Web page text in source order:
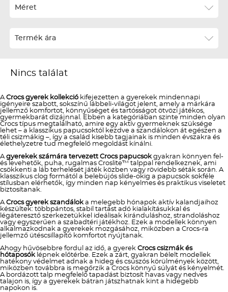
Téli termékek előre ár szerint növekvő
Méret
Termék ára
Nincs találat
ACrocs gyerek kollekció kifejezetten a gyerekek mindennapi
igényeire szabott, sokszínű lábbeli-világot jelent, amely a márkára
jellemző komfortot, könnyűséget és tartósságot ötvözi játékos,
gyermekbarát dizájnnal. Ebben a kategóriában szinte minden olyan
Crocs típus megtalálható, amire egy aktív gyermeknek szüksége
lehet – a klasszikus papucsoktól kezdve a szandálokon át egészen a
téli csizmákig –, így a család kisebb tagjainak is minden évszakra és
élethelyzetre tud megfelelő megoldást kínálni.
Agyerekek számára tervezett Crocs papucsokgyakran könnyen fel-
és levehetők, puha, rugalmas Croslite™ talppal rendelkeznek, ami
csökkenti a láb terhelését játék közben vagy rövidebb séták során. A
klasszikus clog formától a belebújós slide-okig a papucsok sokféle
stílusban elérhetők, így minden nap kényelmes és praktikus viseletet
biztosítanak.
ACrocs gyerek szandáloka melegebb hónapok aktív kalandjaihoz
készültek: többpántos, stabil tartást adó kialakításukkal és
légáteresztő szerkezetükkel ideálisak kiránduláshoz, strandoláshoz
vagy egyszerűen a szabadtéri játékhoz. Ezek a modellek könnyen
alkalmazkodnak a gyerekek mozgásához, miközben a Crocs-ra
jellemző ütéscsillapító komfortot nyújtanak.
Ahogy hűvösebbre fordul az idő, a gyerek Crocs csizmák és
hótaposóklépnek előtérbe. Ezek a zárt, gyakran bélelt modellek
hatékony védelmet adnak a hideg és csúszós körülmények között,
miközben továbbra is megőrzik a Crocs könnyű súlyát és kényelmét.
A bordázott talp megfelelő tapadást biztosít havas vagy nedves
talajon is, így a gyerekek bátran játszhatnak kint a hidegebb
napokon is.